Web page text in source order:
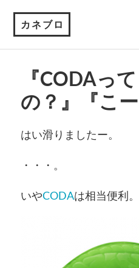
カネブロ
『CODAっ
の？』『こー
はい滑りましたー。
・・・。
いやCODAは相当便利。